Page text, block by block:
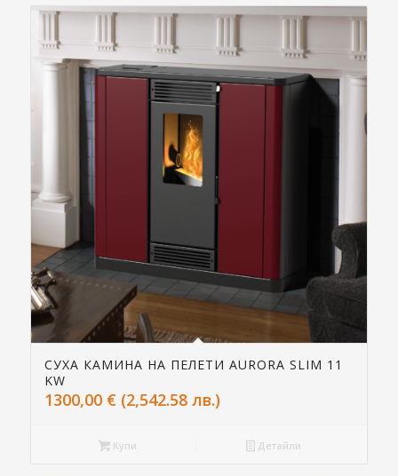
СУХА КАМИНА НА ПЕЛЕТИ AURORA SLIM 11
KW
1300,00 € (2,542.58 лв.)
Купи Детайли